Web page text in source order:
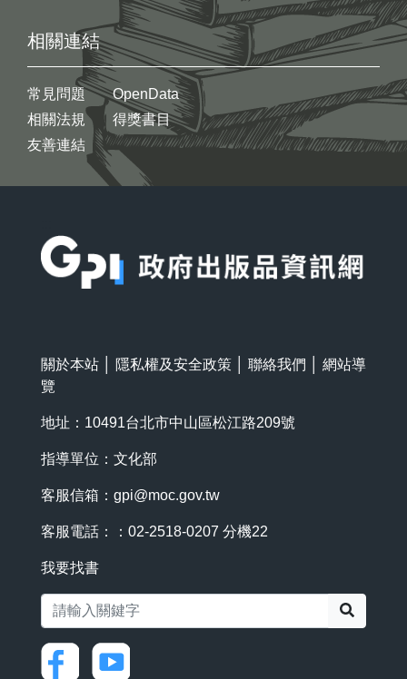
相關連結
常見問題
相關法規
友善連結
OpenData
得獎書目
關於本站 隱私權及安全政策 聯絡我們
網站導
覽
地址：10491台北市中山區松江路209號
指導單位：文化部
客服信箱： gpi@moc.gov.tw
客服電話：：02-2518-0207 分機22
我要找書